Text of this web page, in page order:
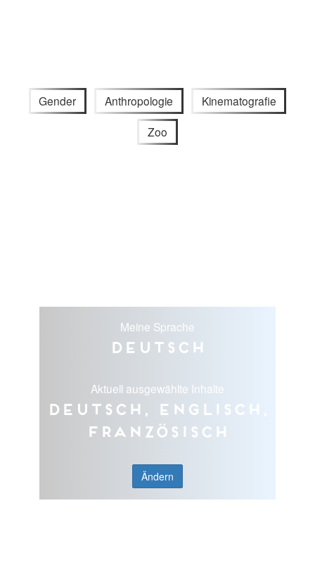
Gender Anthropologie Kinematografie
Zoo
Meine Sprache
Deutsch
Aktuell ausgewählte Inhalte
Deutsch, Englisch,
Französisch
Ändern